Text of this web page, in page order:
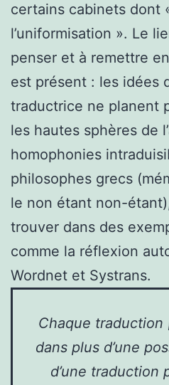
certains cabinets dont
l’uniformisation ». Le
penser et à remettre
est présent : les idées
traductrice ne planent
les hautes sphères de
homophonies
philosophes grecs
le non étant non-
trouver dans des
comme la réflexion
Wordnet et Systrans.
Chaque
dans plus d’une
d’une traduction